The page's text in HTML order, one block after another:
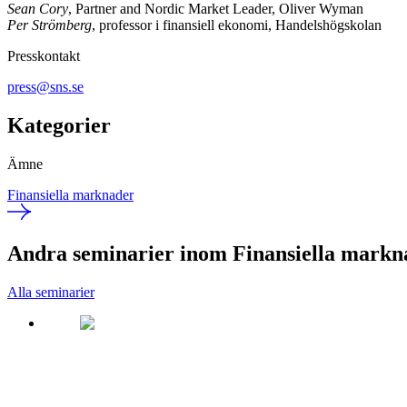
Sean Cory, Partner and Nordic Market Leader, Oliver Wyman
Per Strömberg, professor i finansiell ekonomi, Handelshögskolan
Presskontakt
press@sns.se
Kategorier
Ämne
Finansiella marknader
Andra seminarier inom Finansiella
Alla seminarier